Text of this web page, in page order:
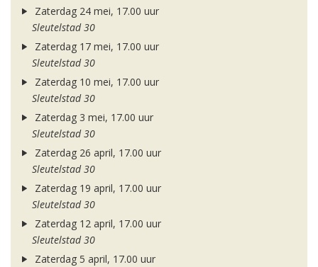
Zaterdag 24 mei, 17.00 uur
Sleutelstad 30
Zaterdag 17 mei, 17.00 uur
Sleutelstad 30
Zaterdag 10 mei, 17.00 uur
Sleutelstad 30
Zaterdag 3 mei, 17.00 uur
Sleutelstad 30
Zaterdag 26 april, 17.00 uur
Sleutelstad 30
Zaterdag 19 april, 17.00 uur
Sleutelstad 30
Zaterdag 12 april, 17.00 uur
Sleutelstad 30
Zaterdag 5 april, 17.00 uur